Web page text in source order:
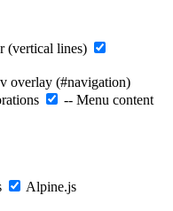
(vertical lines)
overlay (#navigation)
-- Menu content
Alpine.js